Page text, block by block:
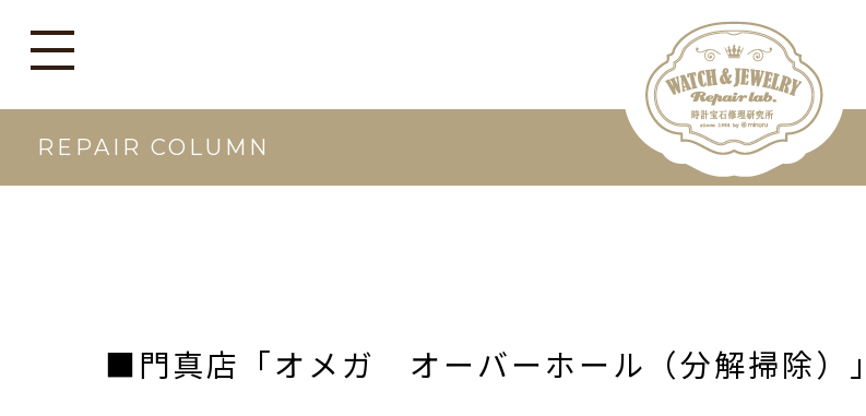
REPAIR COLUMN
■門真店「オメガ オーバーホール（分解掃除）」